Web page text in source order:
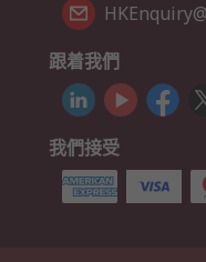
跟着我們
我們接受